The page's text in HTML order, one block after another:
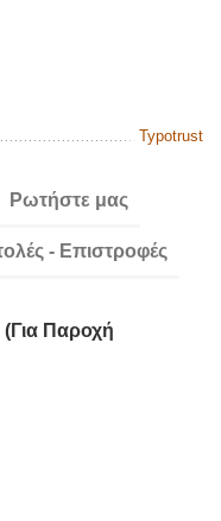
Typotrust
Ρωτήστε μας
- Επιστροφές
Παροχή